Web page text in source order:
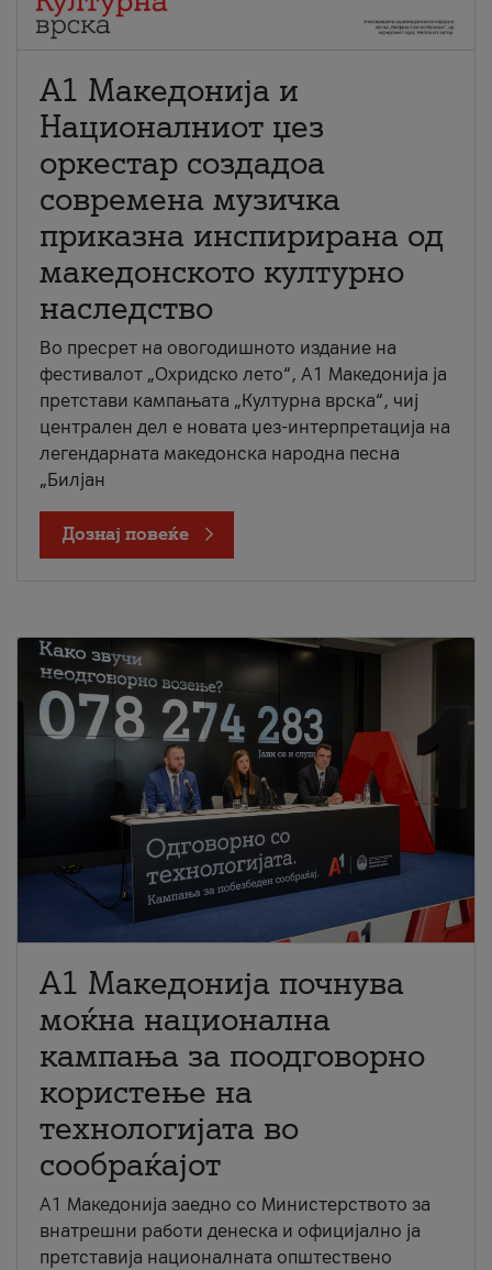
А1 Македонија и
Националниот џез
оркестар создадоа
современа музичка
приказна инспирирана од
македонското културно
наследство
Во пресрет на овогодишното издание на
фестивалот „Охридско лето“, А1 Македонија ја
претстави кампањата „Културна врска“, чиј
централен дел е новата џез-интерпретација на
легендарната македонска народна песна
„Билјан
Дознај повеќе
A1 Македонија почнува
моќна национална
кампања за поодговорно
користење на
технологијата во
сообраќајот
A1 Македонија заедно со Министерството за
внатрешни работи денеска и официјално ја
претставија националната општествено